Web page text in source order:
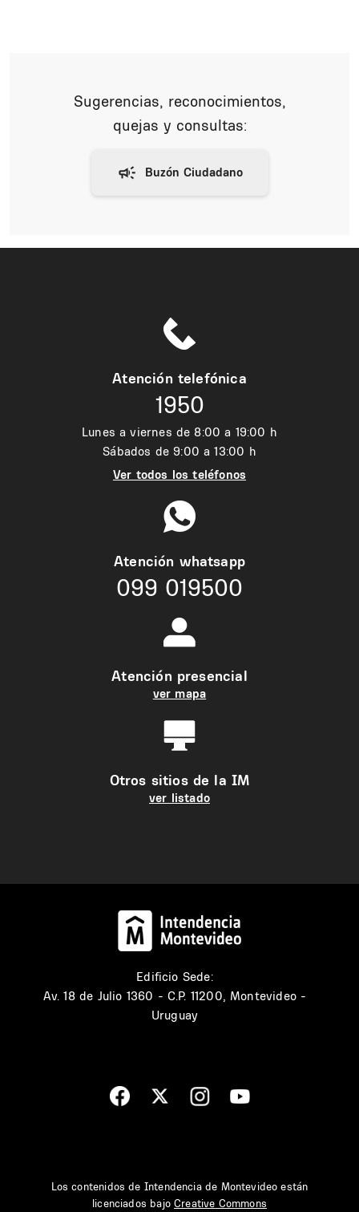
Sugerencias, reconocimientos,
quejas y consultas:
Atención telefónica
1950
Lunes a viernes de 8:00 a 19:00 h
Sábados de 9:00 a 13:00 h
Ver todos los teléfonos
Atención whatsapp
099 019500
Atención presencial
ver mapa
Otros sitios de la IM
ver listado
Edificio Sede:
Av. 18 de Julio 1360 - C.P. 11200, Montevideo -
Uruguay
Los contenidos de Intendencia de Montevideo están
licenciados bajoCreative Commons